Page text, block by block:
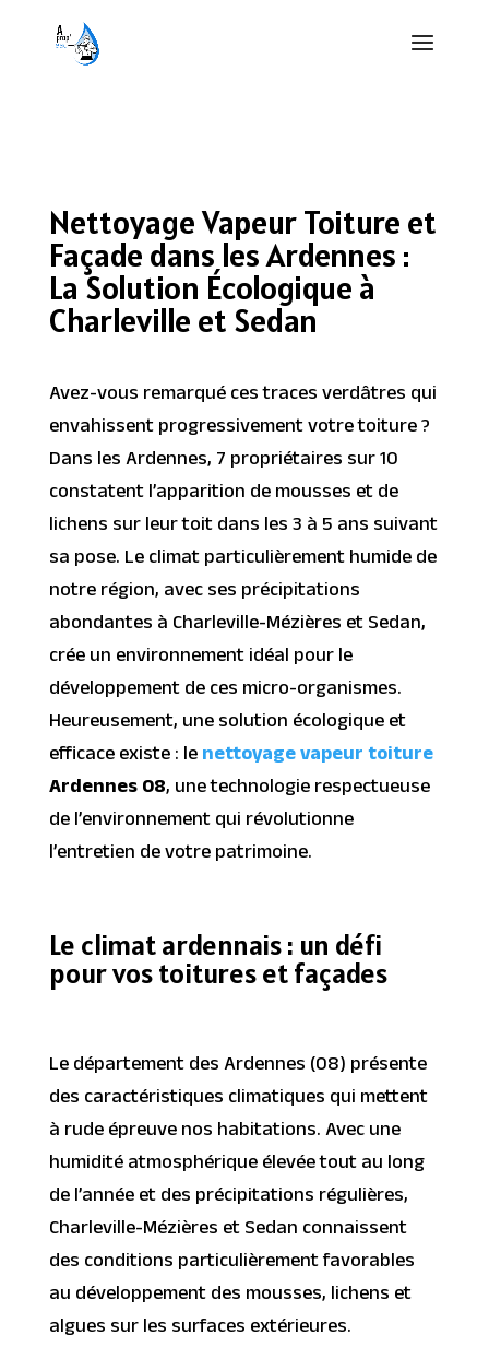
Nettoyage Vapeur Toiture et
Façade dans les Ardennes :
La Solution Écologique à
Charleville et Sedan
Avez-vous remarqué ces traces verdâtres qui
envahissent progressivement votre toiture ?
Dans les Ardennes, 7 propriétaires sur 10
constatent l’apparition de mousses et de
lichens sur leur toit dans les 3 à 5 ans suivant
sa pose. Le climat particulièrement humide de
notre région, avec ses précipitations
abondantes à Charleville-Mézières et Sedan,
crée un environnement idéal pour le
développement de ces micro-organismes.
Heureusement, une solution écologique et
efficace existe : lenettoyage vapeur toiture
Ardennes 08, une technologie respectueuse
de l’environnement qui révolutionne
l’entretien de votre patrimoine.
Le climat ardennais : un défi
pour vos toitures et façades
Le département des Ardennes (08) présente
des caractéristiques climatiques qui mettent
à rude épreuve nos habitations. Avec une
humidité atmosphérique élevée tout au long
de l’année et des précipitations régulières,
Charleville-Mézières et Sedan connaissent
des conditions particulièrement favorables
au développement des mousses, lichens et
algues sur les surfaces extérieures.